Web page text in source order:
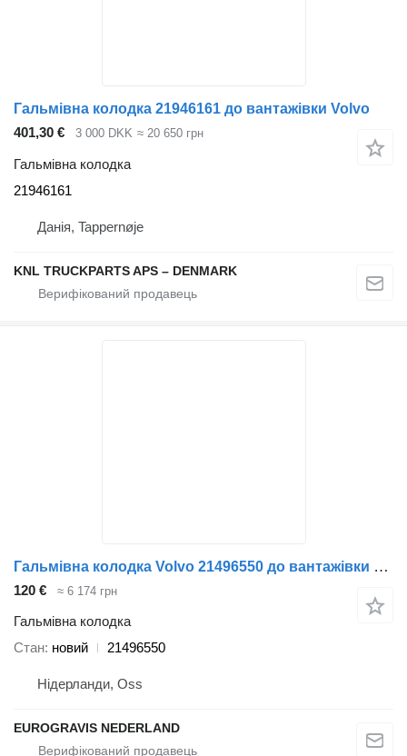
Гальмівна колодка 21946161 до вантажівки Volvo
401,30 €
3 000 DKK ≈ 20 650 грн
Гальмівна колодка
21946161
Данія, Tappernøje
KNL TRUCKPARTS APS – DENMARK
Гальмівна колодка Volvo 21496550 до вантажівки Volvo
120 € ≈ 6 174 грн
Гальмівна колодка
Стан новий 21496550
Нідерланди, Oss
EUROGRAVIS NEDERLAND